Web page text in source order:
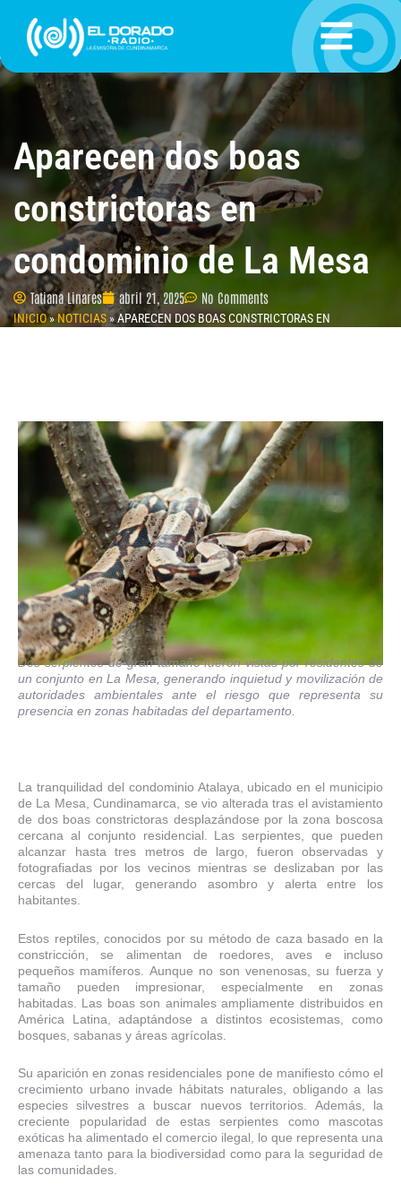
contenido
Aparecen dos boas
constrictoras en
condominio de La Mesa
Tatiana Linares abril 21, 2025 No Comments
INICIO»NOTICIAS »APARECEN DOS BOAS CONSTRICTORAS EN
Dos serpientes de gran tamaño fueron vistas por residentes de
un conjunto en La Mesa, generando inquietud y movilización de
autoridades ambientales ante el riesgo que representa su
presencia en zonas habitadas del departamento.
La tranquilidad del condominio Atalaya, ubicado en el municipio
de La Mesa, Cundinamarca, se vio alterada tras el avistamiento
de dos boas constrictoras desplazándose por la zona boscosa
cercana al conjunto residencial. Las serpientes, que pueden
alcanzar hasta tres metros de largo, fueron observadas y
fotografiadas por los vecinos mientras se deslizaban por las
cercas del lugar, generando asombro y alerta entre los
habitantes.
Estos reptiles, conocidos por su método de caza basado en la
constricción, se alimentan de roedores, aves e incluso
pequeños mamíferos. Aunque no son venenosas, su fuerza y
tamaño pueden impresionar, especialmente en zonas
habitadas. Las boas son animales ampliamente distribuidos en
América Latina, adaptándose a distintos ecosistemas, como
bosques, sabanas y áreas agrícolas.
Su aparición en zonas residenciales pone de manifiesto cómo el
crecimiento urbano invade hábitats naturales, obligando a las
especies silvestres a buscar nuevos territorios. Además, la
creciente popularidad de estas serpientes como mascotas
exóticas ha alimentado el comercio ilegal, lo que representa una
amenaza tanto para la biodiversidad como para la seguridad de
las comunidades.